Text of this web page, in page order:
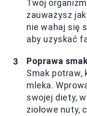
Twój
zauważysz
nie wahaj się
aby uzyskać
Poprawa
Smak potraw,
mleka.
swojej diety,
ziołowe nuty,